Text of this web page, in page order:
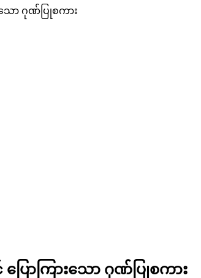
ော ဂုဏ်ပြုစကား
ြောကြားသော ဂုဏ်ပြုစကား